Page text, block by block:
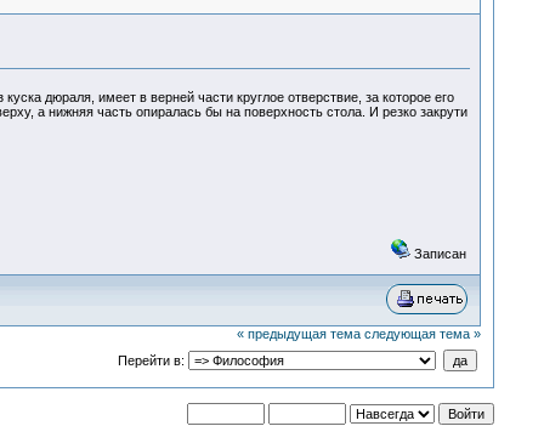
дюраля, имеет в верней части круглое отверствие, за которое его
а нижняя часть опиралась бы на поверхность стола. И резко закрути
Записан
« предыдущая тема следующая тема »
Перейти в: